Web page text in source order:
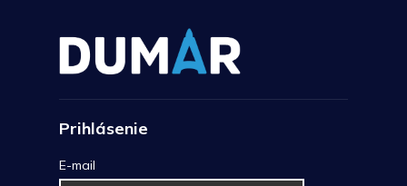
Prihlásenie
E-mail